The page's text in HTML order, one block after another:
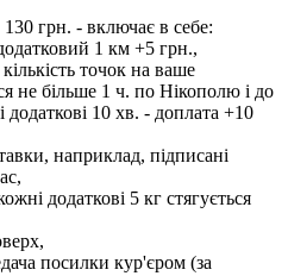
грн. - включає в себе:
1 км +5 грн.,
точок на ваше
не більше 1 ч. по Нікополю і до
10 хв. - доплата +10
наприклад, підписані
додаткові 5 кг стягується
посилки кур'єром (за